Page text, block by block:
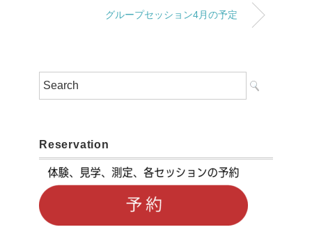
グループセッション4月の予定
Reservation